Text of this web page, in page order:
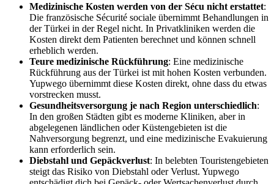
Medizinische Kosten werden von der Sécu nicht erstattet:
Die französische Sécurité sociale übernimmt Behandlungen in
der Türkei in der Regel nicht. In Privatkliniken werden die
Kosten direkt dem Patienten berechnet und können schnell
erheblich werden.
Teure medizinische Rückführung: Eine medizinische
Rückführung aus der Türkei ist mit hohen Kosten verbunden.
Yupwego übernimmt diese Kosten direkt, ohne dass du etwas
vorstrecken musst.
Gesundheitsversorgung je nach Region unterschiedlich:
In den großen Städten gibt es moderne Kliniken, aber in
abgelegenen ländlichen oder Küstengebieten ist die
Nahversorgung begrenzt, und eine medizinische Evakuierung
kann erforderlich sein.
Diebstahl und Gepäckverlust: In belebten Touristengebieten
steigt das Risiko von Diebstahl oder Verlust. Yupwego